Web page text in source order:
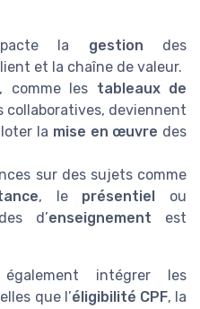
la gestion des
et la chaîne de valeur.
comme les tableaux de
collaboratives, deviennent
la mise en œuvre des
sur des sujets comme
, le présentiel ou
d’enseignement est
intégrer les
que l’éligibilité CPF, la